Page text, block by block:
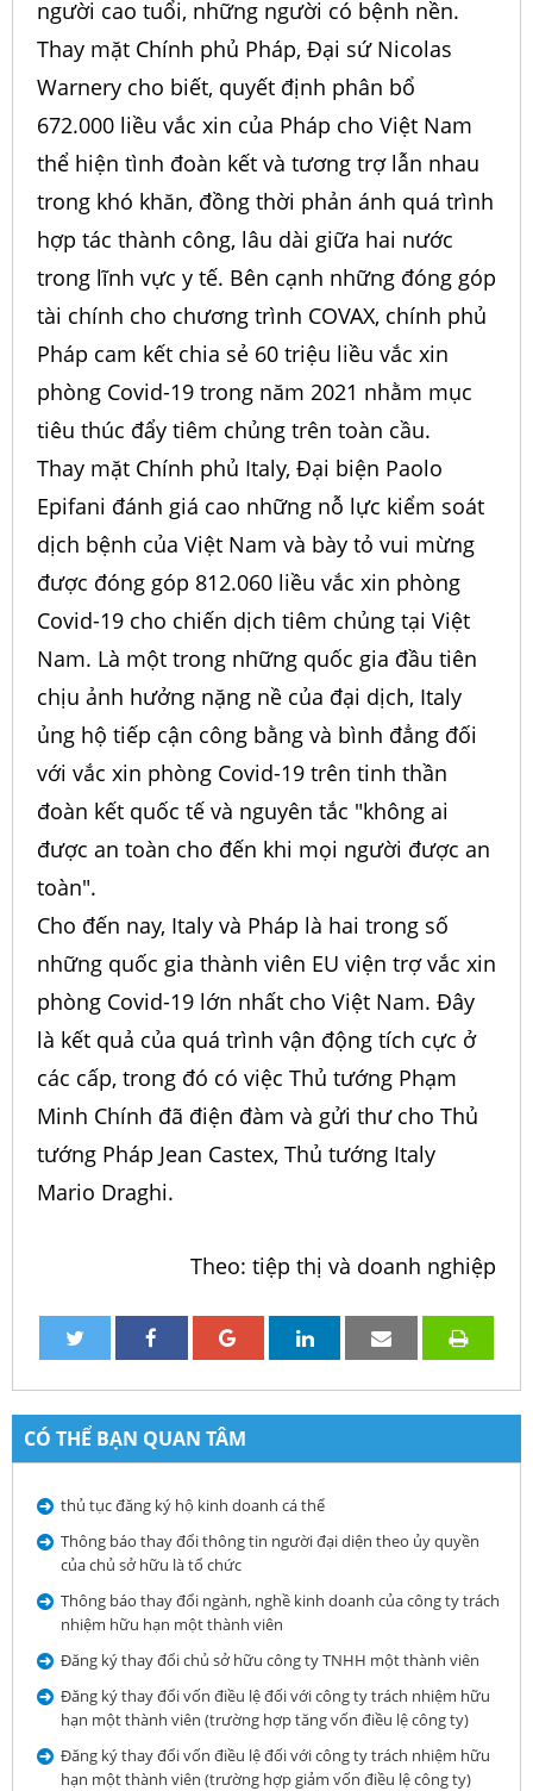
người cao tuổi, những người có bệnh nền.
Thay mặt Chính phủ Pháp, Đại sứ Nicolas
Warnery cho biết, quyết định phân bổ
672.000 liều vắc xin của Pháp cho Việt Nam
thể hiện tình đoàn kết và tương trợ lẫn nhau
trong khó khăn, đồng thời phản ánh quá trình
hợp tác thành công, lâu dài giữa hai nước
trong lĩnh vực y tế. Bên cạnh những đóng góp
tài chính cho chương trình COVAX, chính phủ
Pháp cam kết chia sẻ 60 triệu liều vắc xin
phòng Covid-19 trong năm 2021 nhằm mục
tiêu thúc đẩy tiêm chủng trên toàn cầu.
Thay mặt Chính phủ Italy, Đại biện Paolo
Epifani đánh giá cao những nỗ lực kiểm soát
dịch bệnh của Việt Nam và bày tỏ vui mừng
được đóng góp 812.060 liều vắc xin phòng
Covid-19 cho chiến dịch tiêm chủng tại Việt
Nam. Là một trong những quốc gia đầu tiên
chịu ảnh hưởng nặng nề của đại dịch, Italy
ủng hộ tiếp cận công bằng và bình đẳng đối
với vắc xin phòng Covid-19 trên tinh thần
đoàn kết quốc tế và nguyên tắc "không ai
được an toàn cho đến khi mọi người được an
toàn".
Cho đến nay, Italy và Pháp là hai trong số
những quốc gia thành viên EU viện trợ vắc xin
phòng Covid-19 lớn nhất cho Việt Nam. Đây
là kết quả của quá trình vận động tích cực ở
các cấp, trong đó có việc Thủ tướng Phạm
Minh Chính đã điện đàm và gửi thư cho Thủ
tướng Pháp Jean Castex, Thủ tướng Italy
Mario Draghi.
Theo: tiệp thị và doanh nghiệp
CÓ THỂ BẠN QUAN TÂM
thủ tục đăng ký hộ kinh doanh cá thể
Thông báo thay đổi thông tin người đại diện theo ủy quyền
của chủ sở hữu là tổ chức
Thông báo thay đổi ngành, nghề kinh doanh của công ty trách
nhiệm hữu hạn một thành viên
Đăng ký thay đổi chủ sở hữu công ty TNHH một thành viên
Đăng ký thay đổi vốn điều lệ đối với công ty trách nhiệm hữu
hạn một thành viên (trường hợp tăng vốn điều lệ công ty)
Đăng ký thay đổi vốn điều lệ đối với công ty trách nhiệm hữu
hạn một thành viên (trường hợp giảm vốn điều lệ công ty)